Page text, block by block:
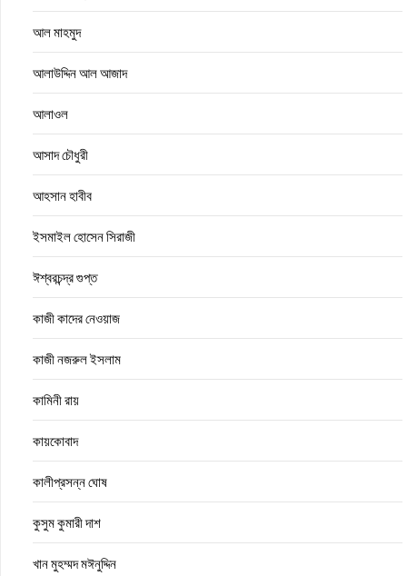
আল মাহমুদ
আলাউদ্দিন আল আজাদ
আলাওল
আসাদ চৌধুরী
আহসান হাবীব
ইসমাইল হোসেন সিরাজী
ঈশ্বরচন্দ্র গুপ্ত
কাজী কাদের নেওয়াজ
কাজী নজরুল ইসলাম
কামিনী রায়
কায়কোবাদ
কালীপ্রসন্ন ঘোষ
কুসুম কুমারী দাশ
খান মুহম্মদ মঈনুদ্দিন